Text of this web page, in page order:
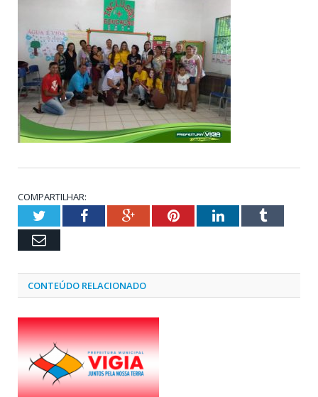
COMPARTILHAR:
TwitterFacebookGoogle+PinterestLinkedInTumblr
Email
CONTEÚDO RELACIONADO